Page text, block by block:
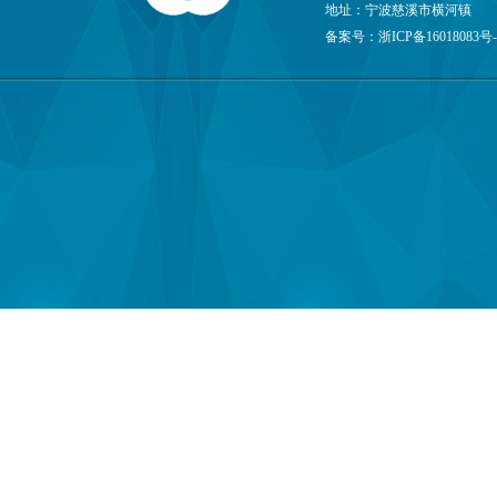
地址：宁波慈溪市横河镇
备案号： 浙ICP备16018083号